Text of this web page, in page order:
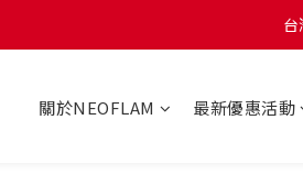
關於NEOFLAM 最新優惠活動